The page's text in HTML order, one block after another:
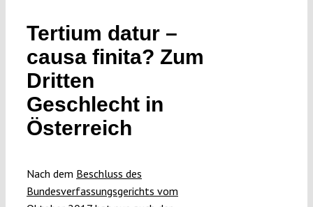
Verfassungs
editorial
Tertium datur –
causa finita? Zum
Dritten
Geschlecht in
Österreich
Nach dem Beschluss des
Bundesverfassungsgerichts vom